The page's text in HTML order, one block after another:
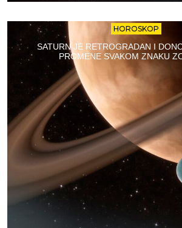
HOROSKOP
SATURN JE RETROGRADAN I
PROMENE SVAKOM ZNAKU